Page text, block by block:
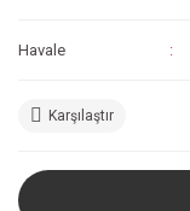
Havale
Karşılaştır